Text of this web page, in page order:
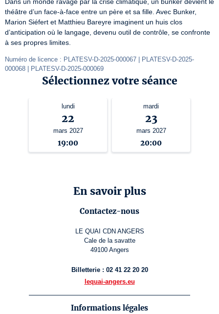
théâtre d’un face-à-face entre un père et sa fille. Avec Bunker,
Marion Siéfert et Matthieu Bareyre imaginent un huis clos
d’anticipation où le langage, devenu outil de contrôle, se confronte
à ses propres limites.
Numéro de licence : PLATESV-D-2025-000067 | PLATESV-D-2025-
000068 | PLATESV-D-2025-000069
Sélectionnez votre séance
lundi
22
mars 2027
19:00
mardi
23
mars 2027
20:00
En savoir plus
Contactez-nous
LE QUAI CDN ANGERS
Cale de la savatte
49100 Angers
Billetterie : 02 41 22 20 20
lequai-angers.eu
Informations légales